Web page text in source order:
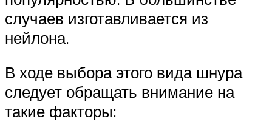
случаев изготавливается из
нейлона.
В ходе выбора этого вида шнура
следует обращать внимание на
такие факторы: